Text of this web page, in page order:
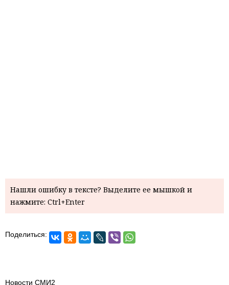
Нашли ошибку в тексте? Выделите ее мышкой и
нажмите: Ctrl+Enter
Поделиться:
Новости СМИ2